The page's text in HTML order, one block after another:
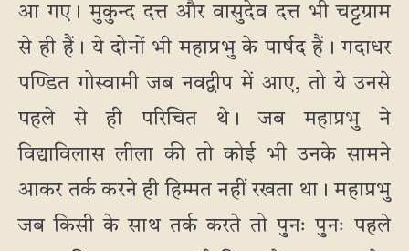
आ गए। मुकुन्द दत्त और वासुदेव दत्त भी चट्टग्राम
से ही हैं। ये दोनों भी महाप्रभु के पार्षद हैं। गदाधर
पण्डित गोस्वामी जब नवद्वीप में आए, तो ये उनसे
पहले से ही परिचित थे। जब महाप्रभु ने
विद्याविलास लीला की तो कोई भी उनके सामने
आकर तर्क करने ही हिम्मत नहीं रखता था। महाप्रभु
जब किसी के साथ तर्क करते तो पुनः पुनः पहले